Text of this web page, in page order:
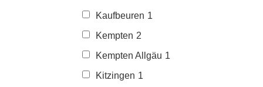
Kaufbeuren 1
Kempten 2
Kempten Allgäu 1
Kitzingen 1